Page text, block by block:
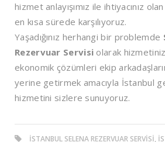
hizmet anlayışımız ile ihtiyacınız
en kısa sürede karşılıyoruz.
Yaşadığınız herhangi bir problemde
Rezervuar Servisi olarak
ekonomik çözümleri ekip
yerine getirmek amacıyla İstanbul
hizmetini sizlere sunuyoruz.
ISTANBUL SELENA REZERVUAR SERVISI,